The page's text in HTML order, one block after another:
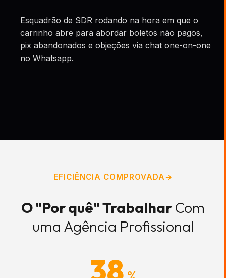
Esquadrão de SDR rodando na hora em que o
carrinho abre para abordar boletos não pagos,
pix abandonados e objeções via chat one-on-one
no Whatsapp.
EFICIÊNCIA COMPROVADA
O "Por quê" TrabalharCom
uma Agência Profissional